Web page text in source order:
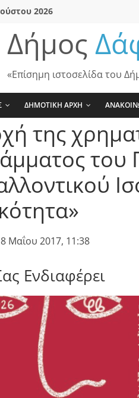
2026
Δήμος
«Επίσημη ιστοσελίδα του
ΔΗΜΟΤΙΚΗ ΑΡΧΗ
της
του
Μαΐου 2017, 11:38
Ενδιαφέρει